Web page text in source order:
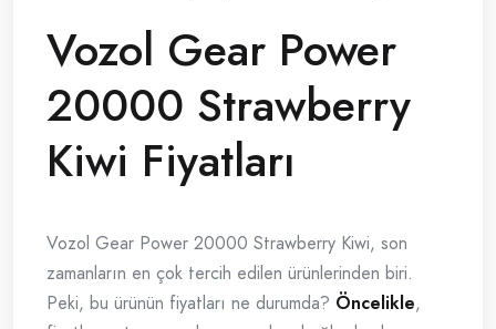
Vozol Gear Power
20000 Strawberry
Kiwi Fiyatları
Vozol Gear Power 20000 Strawberry Kiwi, son
zamanların en çok tercih edilen ürünlerinden biri.
Peki, bu ürünün fiyatları ne durumda? Öncelikle,